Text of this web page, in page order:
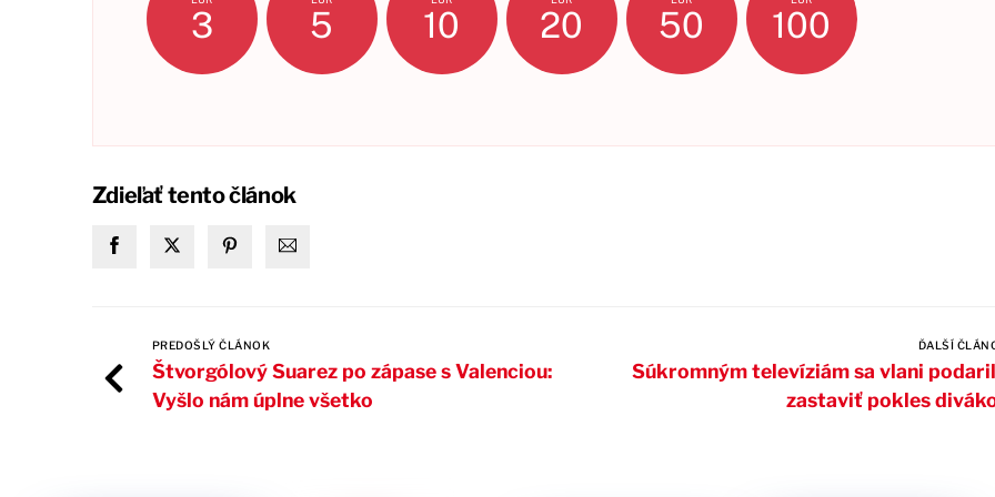
3 5 10 20 50 100
Zdieľať tento článok
PREDOŠLÝ ČLÁNOK
Štvorgólový Suarez po zápase s Valenciou:
Vyšlo nám úplne všetko
ĎALŠÍ
Súkromným televíziám sa vlani
zastaviť pokles